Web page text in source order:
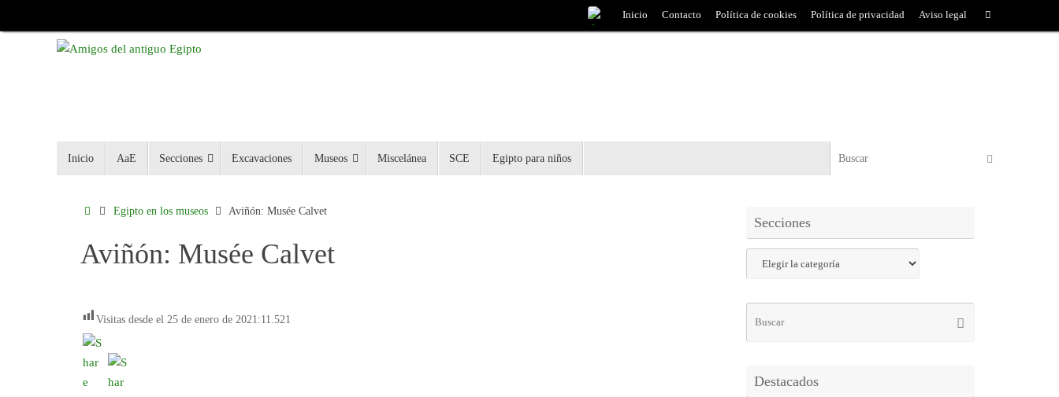
Inicio Contacto Política de cookies Política de privacidad Aviso legal
Inicio AaE Secciones Excavaciones Museos Miscelánea SCE Egipto para niños
Egipto en los museos Aviñón: Musée Calvet
Aviñón: Musée Calvet
Visitas desde el 25 de enero de 2021:11.521
Secciones
Destacados